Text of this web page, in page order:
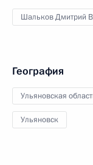
Шальков Дмитрий
География
Ульяновская
Ульяновск